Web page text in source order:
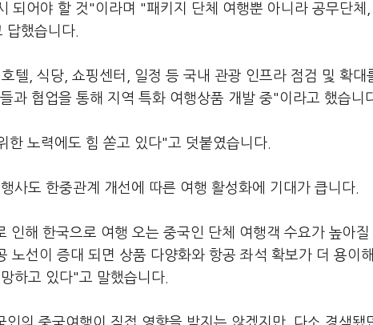
되어야 할 것"이라며 "패키지 단체 여행뿐 아니라 공무단체
했습니다.
텔, 식당, 쇼핑센터, 일정 등 국내 관광 인프라 점검 및 확대
과 협업을 통해 지역 특화 여행상품 개발 중"이라고 했습니
노력에도 힘 쏟고 있다"고 덧붙였습니다.
사도 한중관계 개선에 따른 여행 활성화에 기대가 큽니다.
해 한국으로 여행 오는 중국인 단체 여행객 수요가 높아질
노선이 증대 되면 상품 다양화와 항공 좌석 확보가 더 용이
하고 있다"고 말했습니다.